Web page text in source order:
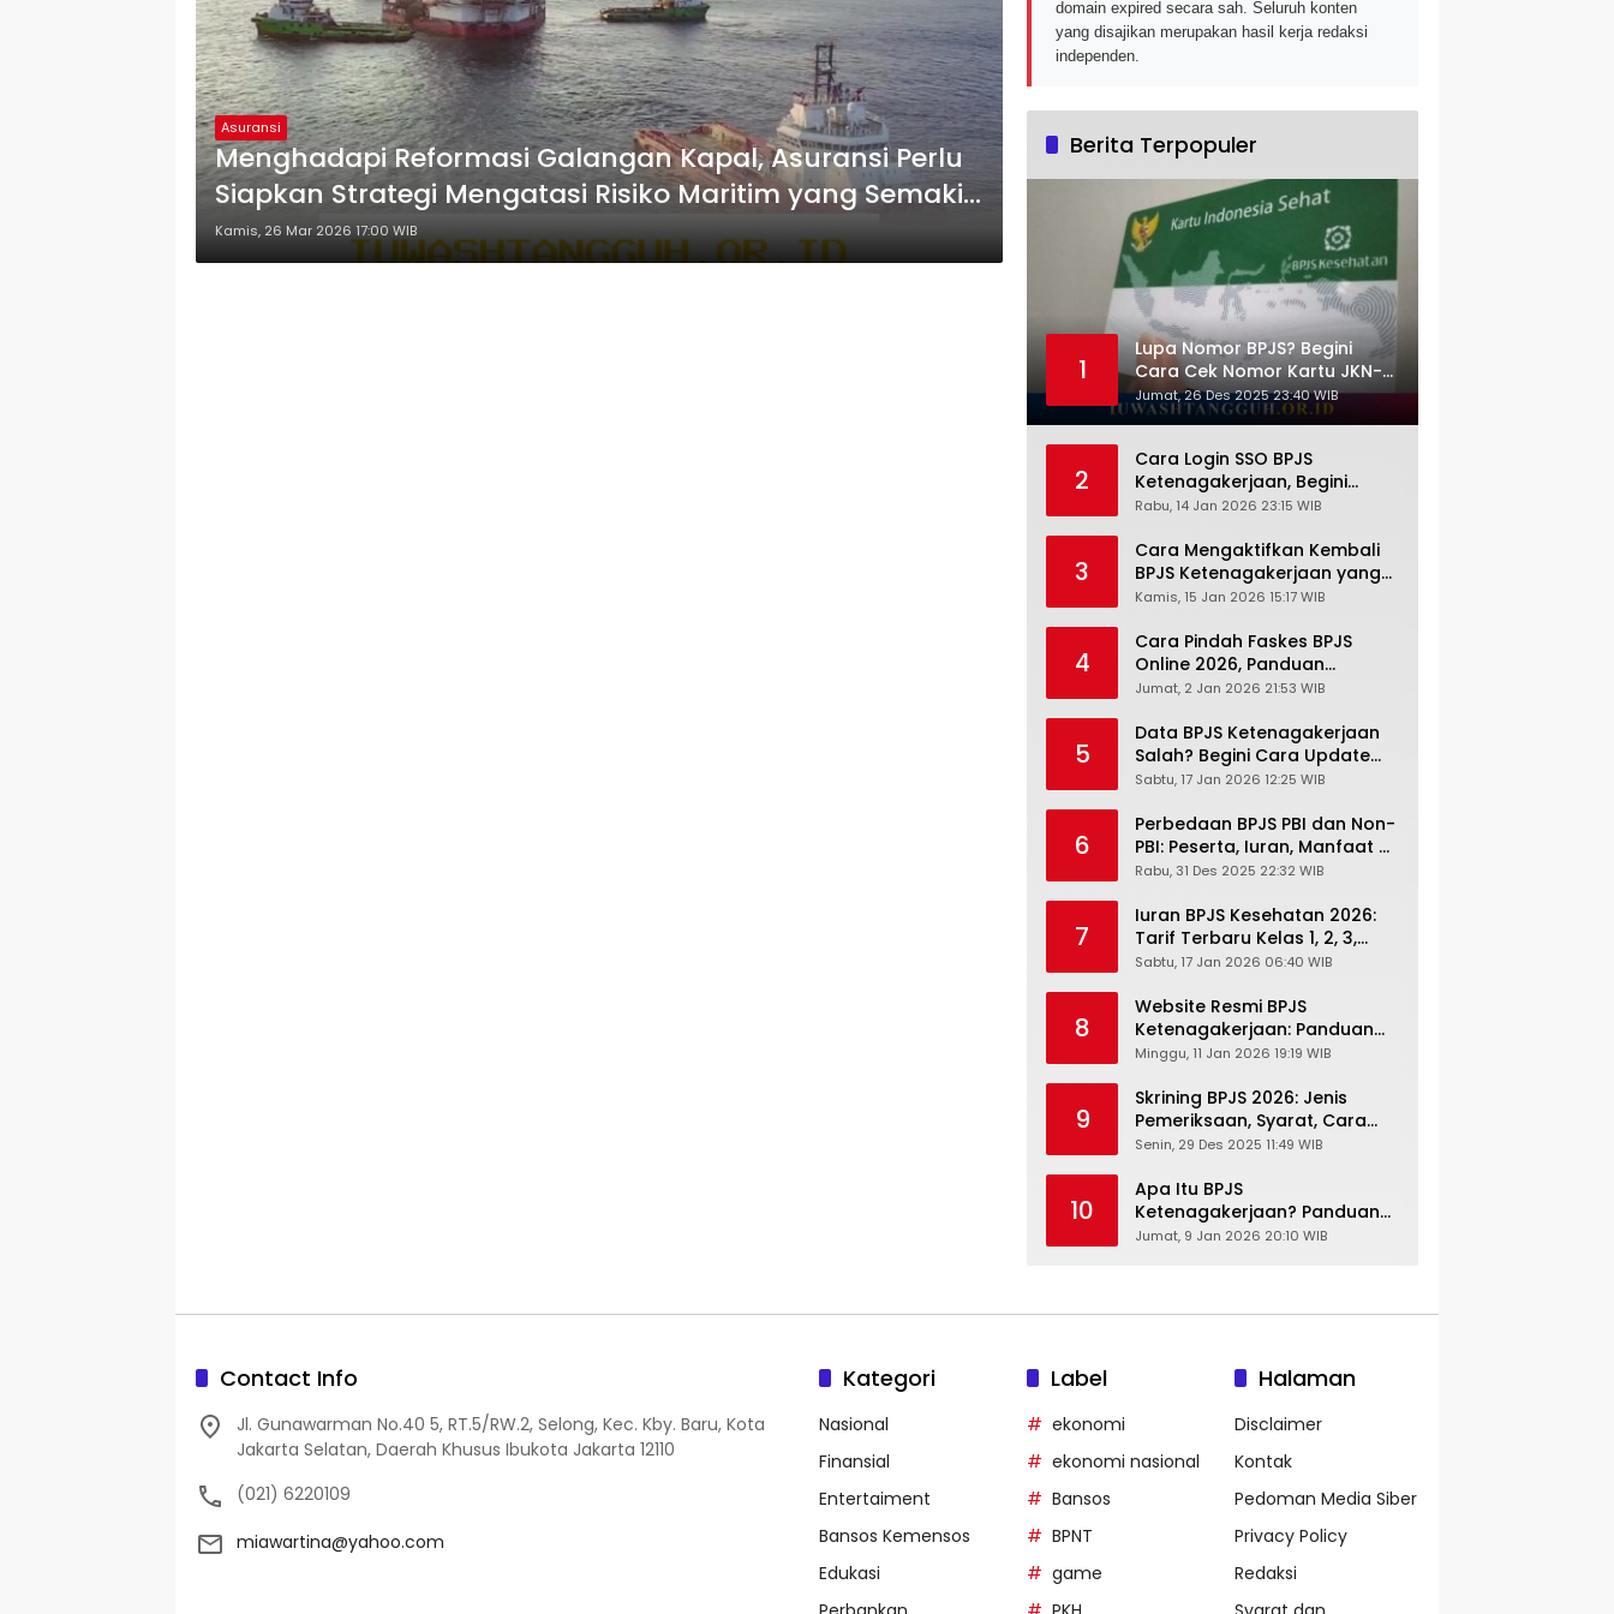
Asuransi
Menghadapi Reformasi Galangan Kapal, Asuransi Perlu
Siapkan Strategi Mengatasi Risiko Maritim yang Semakin
Rumit
Kamis, 26 Mar 2026 17:00 WIB
domain expired secara sah. Seluruh konten
yang disajikan merupakan hasil kerja redaksi
independen.
Berita Terpopuler
1
Lupa Nomor BPJS? Begini
Cara Cek Nomor Kartu JKN-
KIS dengan NIK KTP
Jumat, 26 Des 2025 23:40 WIB
2
Cara Login SSO BPJS
Ketenagakerjaan, Begini
Tutorial Lengkap dan
Rabu, 14 Jan 2026 23:15 WIB
3
Cara Mengaktifkan Kembali
BPJS Ketenagakerjaan yang
Nonaktif, Begini Panduan
Kamis, 15 Jan 2026 15:17 WIB
4
Cara Pindah Faskes BPJS
Online 2026, Panduan
Lengkap via Mobile JKN,
Cabang
Jumat, 2 Jan 2026 21:53 WIB
5
Data BPJS Ketenagakerjaan
Salah? Begini Cara Update
Rekening, Alamat, HP di JMO
Sabtu, 17 Jan 2026 12:25 WIB
6
Perbedaan BPJS PBI dan Non-
PBI: Peserta, Iuran, Manfaat &
Masa Berlaku Terbaru 2026
Rabu, 31 Des 2025 22:32 WIB
7
Iuran BPJS Kesehatan 2026:
Tarif Terbaru Kelas 1, 2, 3,
Cara Bayar, Denda &
JKN-KIS
Sabtu, 17 Jan 2026 06:40 WIB
8
Website Resmi BPJS
Ketenagakerjaan: Panduan
Lengkap Akses dan Fitur
Minggu, 11 Jan 2026 19:19 WIB
9
Skrining BPJS 2026: Jenis
Pemeriksaan, Syarat, Cara
Daftar & Cek Riwayat
Senin, 29 Des 2025 11:49 WIB
10
Apa Itu BPJS
Ketenagakerjaan? Panduan
Lengkap untuk Pekerja dan
Jumat, 9 Jan 2026 20:10 WIB
Contact Info
Jl. Gunawarman No.40 5, RT.5/RW.2, Selong, Kec. Kby. Baru, Kota
Jakarta Selatan, Daerah Khusus Ibukota Jakarta 12110
(021) 6220109
miawartina@yahoo.com
Kategori
Nasional
Finansial
Entertaiment
Bansos Kemensos
Edukasi
Label
ekonomi
ekonomi nasional
Bansos
BPNT
game
Halaman
Disclaimer
Kontak
Pedoman Media Siber
Privacy Policy
Redaksi